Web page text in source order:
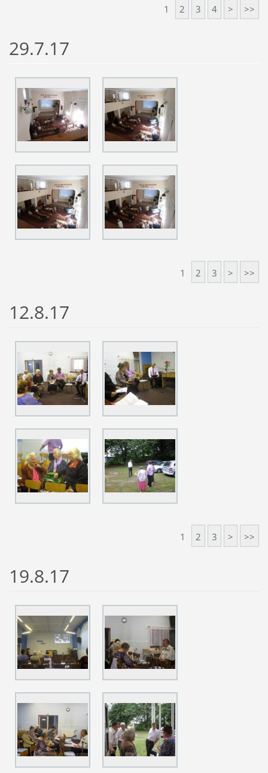
1 2 3 4 > >>
29.7.17
1 2 3 > >>
12.8.17
1 2 3 > >>
19.8.17